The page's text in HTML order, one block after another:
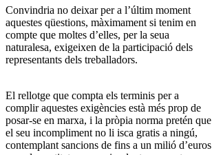
Convindria no deixar per a l’últim moment
aquestes qüestions, màximament si tenim en
compte que moltes d’elles, per la seua
naturalesa, exigeixen de la participació dels
representants dels treballadors.
El rellotge que compta els terminis per a
complir aquestes exigències està més prop de
posar-se en marxa, i la pròpia norma pretén que
el seu incompliment no li isca gratis a ningú,
contemplant sancions de fins a un milió d’euros